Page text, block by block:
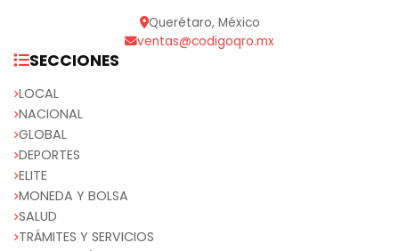
Querétaro, México
ventas@codigoqro.mx
SECCIONES
LOCAL
NACIONAL
GLOBAL
DEPORTES
ELITE
MONEDA Y BOLSA
SALUD
TRÁMITES Y SERVICIOS